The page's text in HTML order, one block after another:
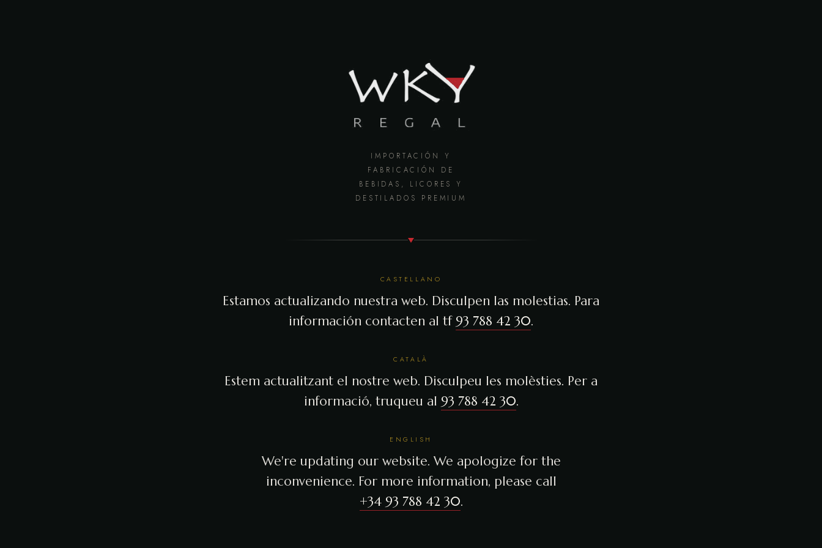
IMPORTACIÓN Y
FABRICACIÓN DE
BEBIDAS, LICORES Y
DESTILADOS PREMIUM
CASTELLANO
Estamos actualizando nuestra web. Disculpen las molestias. Para
información contacten al tf 93 788 42 30.
CATALÀ
Estem actualitzant el nostre web. Disculpeu les molèsties. Per a
informació, truqueu al 93 788 42 30.
ENGLISH
We're updating our website. We apologize for the
inconvenience. For more information, please call
+34 93 788 42 30.